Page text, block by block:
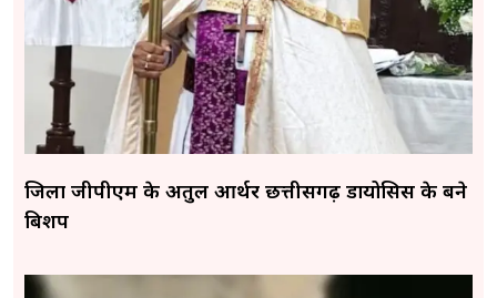
जिला जीपीएम के अतुल आर्थर छत्तीसगढ़ डायोसिस के बने
बिशप